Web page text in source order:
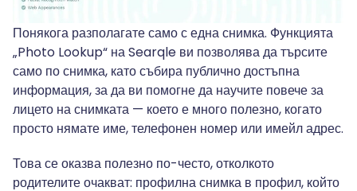
Понякога разполагате само с една снимка. Функцията
„Photo Lookup“ на Searqle ви позволява да търсите
само по снимка, като събира публично достъпна
информация, за да ви помогне да научите повече за
лицето на снимката — което е много полезно, когато
просто нямате име, телефонен номер или имейл адрес.
Това се оказва полезно по-често, отколкото
родителите очакват: профилна снимка в профил, който